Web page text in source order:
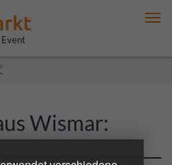
Event
Wismar: